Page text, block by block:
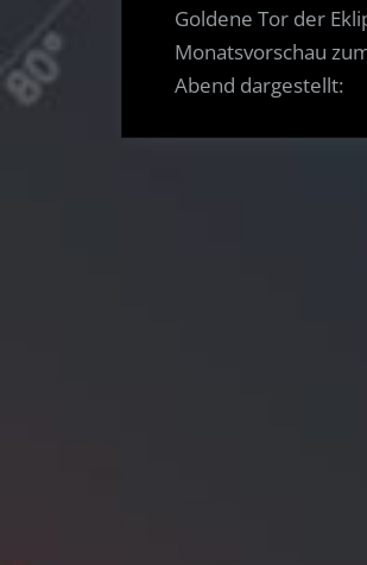
Goldene Tor der
Monatsvorschau
Abend dargestellt: